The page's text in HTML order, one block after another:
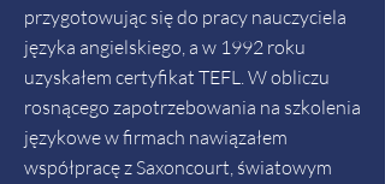
przygotowując się do pracy nauczyciela
języka angielskiego, a w 1992 roku
uzyskałem certyfikat TEFL. W obliczu
rosnącego zapotrzebowania na szkolenia
językowe w firmach nawiązałem
współpracę z Saxoncourt, światowym